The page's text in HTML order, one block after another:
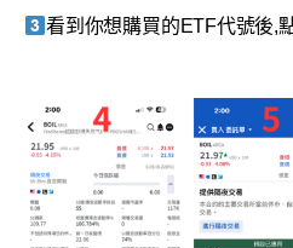
看到你想購買的ETF代號後,